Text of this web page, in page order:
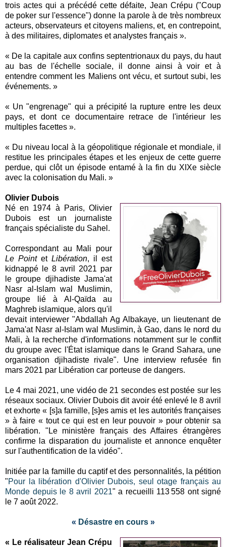
trois actes qui a précédé cette défaite, Jean Crépu ("Coup
de poker sur l'essence") donne la parole à de très nombreux
acteurs, observateurs et citoyens maliens, et, en contrepoint,
à des militaires, diplomates et analystes français ».
« De la capitale aux confins septentrionaux du pays, du haut
au bas de l'échelle sociale, il donne ainsi à voir et à
entendre comment les Maliens ont vécu, et surtout subi, les
événements. »
« Un "engrenage" qui a précipité la rupture entre les deux
pays, et dont ce documentaire retrace de l'intérieur les
multiples facettes ».
« Du niveau local à la géopolitique régionale et mondiale, il
restitue les principales étapes et les enjeux de cette guerre
perdue, qui clôt un épisode entamé à la fin du XIXe siècle
avec la colonisation du Mali. »
Olivier Dubois
Né en 1974 à Paris, Olivier
Dubois est un journaliste
français spécialiste du Sahel.
Correspondant au Mali pour
Le PointetLibération, il est
kidnappé le 8 avril 2021 par
le groupe djihadiste Jama'at
Nasr al-Islam wal Muslimin,
groupe lié à Al-Qaïda au
Maghreb islamique, alors qu'il
devait interviewer "Abdallah Ag Albakaye, un lieutenant de
Jama'at Nasr al-Islam wal Muslimin, à Gao, dans le nord du
Mali, à la recherche d'informations notamment sur le conflit
du groupe avec l'État islamique dans le Grand Sahara, une
organisation djihadiste rivale". Une interview refusée fin
mars 2021 par Libération car porteuse de dangers.
Le 4 mai 2021, une vidéo de 21 secondes est postée sur les
réseaux sociaux. Olivier Dubois dit avoir été enlevé le 8 avril
et exhorte « [s]a famille, [s]es amis et les autorités françaises
» à faire « tout ce qui est en leur pouvoir » pour obtenir sa
libération. "Le ministère français des Affaires étrangères
confirme la disparation du journaliste et annonce enquêter
sur l'authentification de la vidéo".
Initiée par la famille du captif et des personnalités, la pétition
"Pour la libération d'Olivier Dubois, seul otage français au
Monde depuis le 8 avril 2021" a recueilli 113 558 ont signé
le 7 août 2022.
« Désastre en cours»
« Le réalisateur Jean Crépu